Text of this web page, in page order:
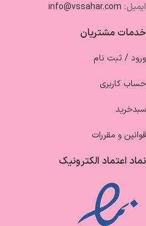
ایمیل: info@vssahar.com
خدمات مشتریان
ورود / ثبت نام
حساب کاربری
سبدخرید
قوانین و مقررات
نماد اعتماد الکترونیک